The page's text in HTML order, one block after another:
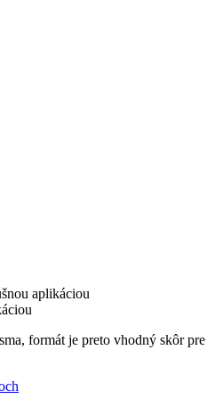
aplikáciou
formát je preto vhodný skôr pre